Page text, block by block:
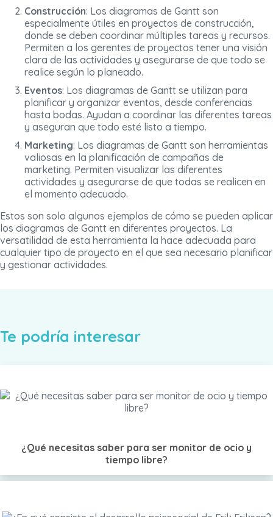
Construcción: Los diagramas de Gantt son
especialmente útiles en proyectos de construcción,
donde se deben coordinar múltiples tareas y recursos.
Permiten a los gerentes de proyectos tener una visión
clara de las actividades y asegurarse de que todo se
realice según lo planeado.
Eventos: Los diagramas de Gantt se utilizan para
planificar y organizar eventos, desde conferencias
hasta bodas. Ayudan a coordinar las diferentes tareas
y aseguran que todo esté listo a tiempo.
Marketing: Los diagramas de Gantt son herramientas
valiosas en la planificación de campañas de
marketing. Permiten visualizar las diferentes
actividades y asegurarse de que todas se realicen en
el momento adecuado.
Estos son solo algunos ejemplos de cómo se pueden aplicar
los diagramas de Gantt en diferentes proyectos. La
versatilidad de esta herramienta la hace adecuada para
cualquier tipo de proyecto en el que sea necesario planificar
y gestionar actividades.
Te podría interesar
¿Qué necesitas saber para ser monitor de ocio y
tiempo libre?